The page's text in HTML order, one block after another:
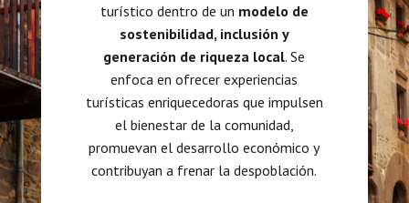
turístico dentro de un modelo de
sostenibilidad, inclusión y
generación de riqueza local. Se
enfoca en ofrecer experiencias
turísticas enriquecedoras que impulsen
el bienestar de la comunidad,
promuevan el desarrollo económico y
contribuyan a frenar la despoblación.